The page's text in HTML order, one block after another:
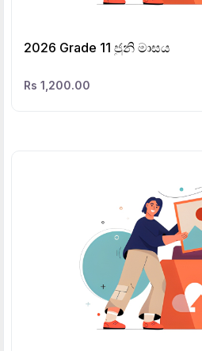
2026 Grade 11 ජුනි මාසය
Rs 1,200.00